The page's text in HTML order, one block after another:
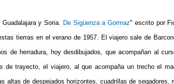
y Soria. De Sigüenza a Gormaz" escrito por
tierras en el verano de 1957. El viajero sale de
de herradura, hoy desdibujados, que acompañan al
de trayecto, el viajero, al que acompaña un trecho el
altas de despejados horizontes, cuadrillas de segadores,